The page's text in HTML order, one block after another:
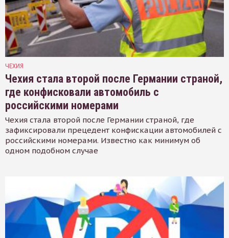
ЧЕХИЯ
Чехия стала второй после Германии страной,
где конфисковали автомобиль с
российскими номерами
Чехия стала второй после Германии страной, где
зафиксировали прецедент конфискации автомобилей с
российскими номерами. Известно как минимум об
одном подобном случае